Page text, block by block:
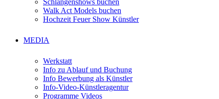
Schlangenshows buchen
Walk Act Models buchen
Hochzeit Feuer Show Künstler
MEDIA
Werkstatt
Info zu Ablauf und Buchung
Info Bewerbung als Künstler
Info-Video-Künstleragentur
Programme Videos